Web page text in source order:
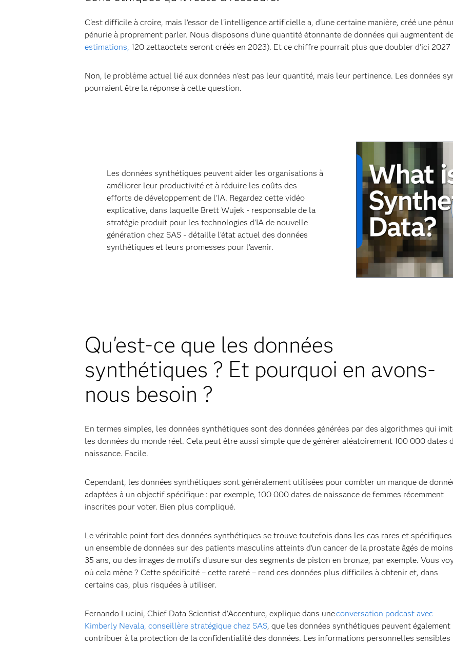
C'est difficile à croire, mais l'essor de l'intelligence artificielle a, d'une certaine manière, créé une
pénurie à proprement parler. Nous disposons d'une quantité étonnante de données qui augmentent
estimations, 120 zettaoctets seront créés en 2023). Et ce chiffre pourrait plus que doubler d'ici 2027
Non, le problème actuel lié aux données n’est pas leur quantité, mais leur pertinence. Les données
pourraient être la réponse à cette question.
Les données synthétiques peuvent aider les organisations à
améliorer leur productivité et à réduire les coûts des
efforts de développement de l'IA. Regardez cette vidéo
explicative, dans laquelle Brett Wujek - responsable de la
stratégie produit pour les technologies d'IA de nouvelle
génération chez SAS - détaille l'état actuel des données
synthétiques et leurs promesses pour l'avenir.
Qu'est-ce que les données
synthétiques ? Et pourquoi en avons-
nous besoin ?
En termes simples, les données synthétiques sont des données générées par des algorithmes qui
les données du monde réel. Cela peut être aussi simple que de générer aléatoirement 100 000 dates
naissance. Facile.
Cependant, les données synthétiques sont généralement utilisées pour combler un manque de
adaptées à un objectif spécifique : par exemple, 100 000 dates de naissance de femmes récemment
inscrites pour voter. Bien plus compliqué.
Le véritable point fort des données synthétiques se trouve toutefois dans les cas rares et spécifiques
un ensemble de données sur des patients masculins atteints d’un cancer de la prostate âgés de
35 ans, ou des images de motifs d’usure sur des segments de piston en bronze, par exemple. Vous
où cela mène ? Cette spécificité – cette rareté – rend ces données plus difficiles à obtenir et, dans
certains cas, plus risquées à utiliser.
Fernando Lucini, Chief Data Scientist d'Accenture, explique dans uneconversation podcast avec
Kimberly Nevala, conseillère stratégique chez SAS, que les données synthétiques peuvent également
contribuer à la protection de la confidentialité des données. Les informations personnelles sensibles